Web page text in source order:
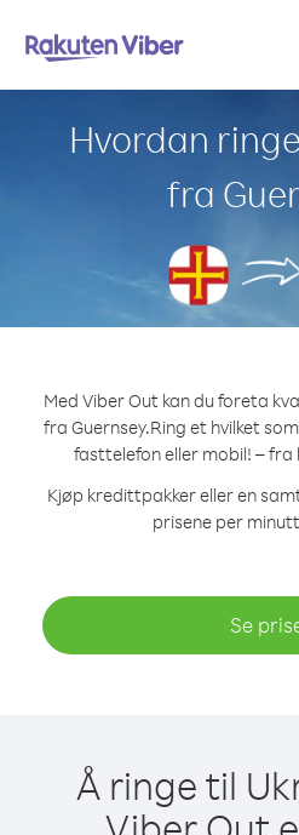
Hvordan
fra
Med Viber Out kan du foreta
fra Guernsey.Ring et hvilket
fasttelefon eller mobil! – fra
Kjøp kredittpakker eller en
prisene per
Se
Å ringe til